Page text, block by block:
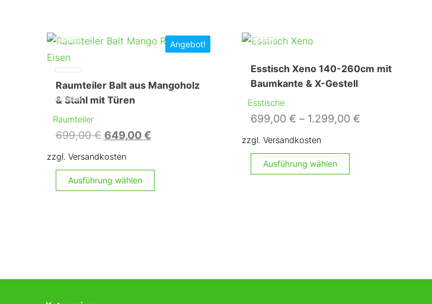
Angebot!
Raumteiler Balt aus Mangoholz
& Stahl mit Türen
Raumteiler
699,00€ Ursprünglicher
Preis
war:
699,00 €
649,00€Aktueller
ist:
zzgl. Versandkosten
Ausführung wählen
Esstisch Xeno 140-260cm mit
Baumkante & X-Gestell
Esstische
699,00€ – 1.299,00€
zzgl. Versandkosten
Ausführung wählen